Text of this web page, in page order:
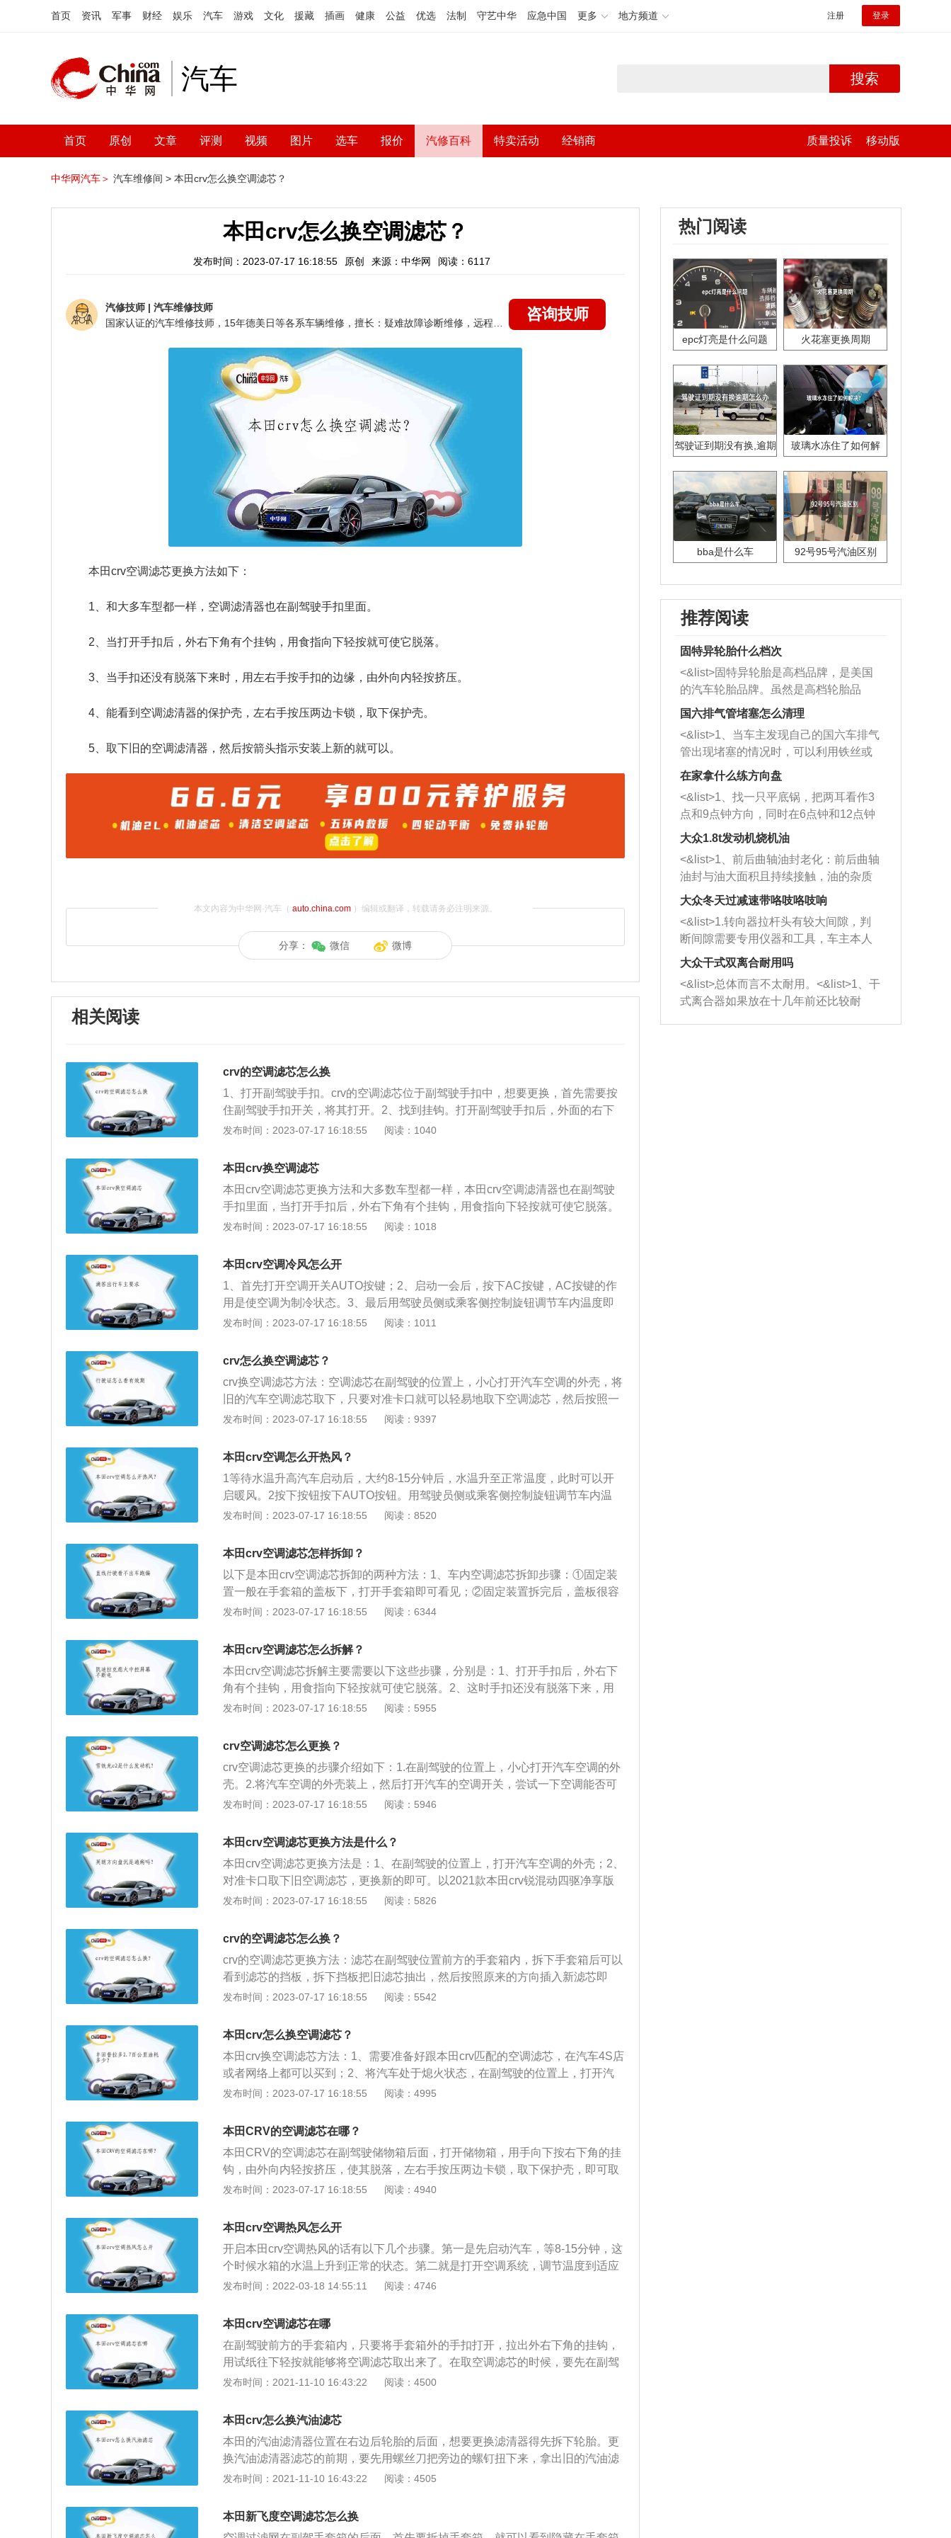
首页 资讯 军事 财经 娱乐 汽车 游戏 文化 援藏 插画 健康 公益 优选 法制 守艺中华 应急中国 更多 地方频道 注册 登录
汽车 搜索
首页 原创 文章 评测 视频 图片 选车 报价 汽修百科 特卖活动 经销商 质量投诉 移动版
中华网汽车＞ 汽车维修间 > 本田crv怎么换空调滤芯？
本田crv怎么换空调滤芯？
发布时间：2023-07-17 16:18:55 原创 来源：中华网 阅读：6117
汽修技师 | 汽车维修技师
咨询技师
本田crv空调滤芯更换方法如下：
1、和大多车型都一样，空调滤清器也在副驾驶手扣里面。
2、当打开手扣后，外右下角有个挂钩，用食指向下轻按就可使它脱落。
3、当手扣还没有脱落下来时，用左右手按手扣的边缘，由外向内轻按挤压。
4、能看到空调滤清器的保护壳，左右手按压两边卡锁，取下保护壳。
5、取下旧的空调滤清器，然后按箭头指示安装上新的就可以。
本文内容为中华网·汽车（ auto.china.com）编辑或翻译，转载请务必注明来源。
分享： 微信 微博
相关阅读
crv的空调滤芯怎么换
1、打开副驾驶手扣。crv的空调滤芯位于副驾驶手扣中，想要更换，首先需要按
住副驾驶手扣开关，将其打开。2、找到挂钩。打开副驾驶手扣后，外面的右下
角处有个挂钩，用手指将其向下轻按，就可以让手扣脱落。3、挤压手扣。当手
4、取下保护壳。这样就可以看到空调滤芯的保护壳，用双手按住两边的卡锁，
就可以取下保护壳。5、装上新空调滤芯。将旧的空调滤芯取下来，再按照新的
滤芯上的箭头，将其安装上去。6、装回保护壳。将保护壳重新套入，按压装回
上去。7、关闭手扣。将副驾驶手扣重新关闭，就完成了对空调滤芯的安装。空
调的滤芯比较容易沾染粉尘，平时可以用高压气枪之类的工具吹去浮尘，但千万
能就会减退，性能也会下降，因此是需要定期更换的。
发布时间：2023-07-17 16:18:55 阅读：1040
本田crv换空调滤芯
本田crv空调滤芯更换方法和大多数车型都一样，本田crv空调滤清器也在副驾驶
手扣里面，当打开手扣后，外右下角有个挂钩，用食指向下轻按就可使它脱落。
如果手扣没有脱落下来，可以用左右手按手扣的边缘，由外向内轻按挤压打开。
下旧的空调滤清器，然后按箭头指示安装上新的就可以。步骤图：本田crv空调滤
芯建议2万公里更换一次，可根据实际行车情况进行适当调整。
发布时间：2023-07-17 16:18:55 阅读：1018
本田crv空调冷风怎么开
1、首先打开空调开关AUTO按键；2、启动一会后，按下AC按键，AC按键的作
用是使空调为制冷状态。3、最后用驾驶员侧或乘客侧控制旋钮调节车内温度即
可。延展：使用汽车空调的注意事项：1、空调温度开的不要太低。车内外温差
危险。2、控制出风口方向。基于冷空气下沉、热空气上升的原理，车主们在控
制空调的出风口，可以遵循开冷气时出风口向上，开暖气时将出风口向下。3、
暴晒后不要立马开空调。汽车暴晒后，车内温度一般都会很高。最好是先打开窗
户通风，等热气排出后再上车开空调。4、先关空调再熄火。
发布时间：2023-07-17 16:18:55 阅读：1011
crv怎么换空调滤芯？
crv换空调滤芯方法：空调滤芯在副驾驶的位置上，小心打开汽车空调的外壳，将
旧的汽车空调滤芯取下，只要对准卡口就可以轻易地取下空调滤芯，然后按照一
样的方法安装上新的空调滤芯即可。本田crv是东风本田汽车公司生产的一款城市
操控性能极佳。crv全称ComfortableRunaboutVehicle，秉承着无论何时、无论何
地、都能轻松、愉快驾驶的开发理念。
发布时间：2023-07-17 16:18:55 阅读：9397
本田crv空调怎么开热风？
1等待水温升高汽车启动后，大约8-15分钟后，水温升至正常温度，此时可以开
启暖风。2按下按钮按下AUTO按钮。用驾驶员侧或乘客侧控制旋钮调节车内温
度。按下风扇按钮取消。3调整模式将空调的循环方式调整为车内循环，空调鼓
发布时间：2023-07-17 16:18:55 阅读：8520
本田crv空调滤芯怎样拆卸？
以下是本田crv空调滤芯拆卸的两种方法：1、车内空调滤芯拆卸步骤：①固定装
置一般在手套箱的盖板下，打开手套箱即可看见；②固定装置拆完后，盖板很容
易就能取下来；③这时可以看到一个保护空调滤芯的盖罩，按下卡扣可取下盖
空调滤芯拆卸步骤：①先小心沿着卡槽取下防水胶条，接着注意卡扣拆卸，顺利
取下塑料盖板。②此时直接就能看到外部的空调滤芯，将旧的空调滤芯取出即
可。
发布时间：2023-07-17 16:18:55 阅读：6344
本田crv空调滤芯怎么拆解？
本田crv空调滤芯拆解主要需要以下这些步骤，分别是：1、打开手扣后，外右下
角有个挂钩，用食指向下轻按就可使它脱落。2、这时手扣还没有脱落下来，用
左右手按手扣的边缘，由外向内轻按挤压。3、手扣下来，就能看到空调滤清器
其他的一些内容介绍：空调滤芯过滤从外界进入车厢内部的空气使空气的洁净度
提高，一般的过滤物质是指空气中所包含的杂质，微小颗粒物、花粉、细菌、工
业废气和灰尘等，空调滤清器的效果是防止这类物质进入空调系统破坏空调系
统，给车内乘用人员良好的空气环境，保护车内人员的身体健康，还有就是防止
玻璃雾化。需要定期更换。
发布时间：2023-07-17 16:18:55 阅读：5955
crv空调滤芯怎么更换？
crv空调滤芯更换的步骤介绍如下：1.在副驾驶的位置上，小心打开汽车空调的外
壳。2.将汽车空调的外壳装上，然后打开汽车的空调开关，尝试一下空调能否可
以正常使用。3.空调滤芯作用：（1）能使空调格贴紧壳体，保证未过滤空气不会
附空气中，水份、煤烟、臭氧、异味、碳氧化物、SO2、CO2等；有强力和持久
发布时间：2023-07-17 16:18:55 阅读：5946
本田crv空调滤芯更换方法是什么？
本田crv空调滤芯更换方法是：1、在副驾驶的位置上，打开汽车空调的外壳；2、
对准卡口取下旧空调滤芯，更换新的即可。以2021款本田crv锐混动四驱净享版
为例，其车身尺寸是：长4621mm、宽1855mm、高1689mm，轴距为2660mm，
最大功率转速是每分钟5600rpm，最大扭矩转速是每分钟2000到5000rpm。
发布时间：2023-07-17 16:18:55 阅读：5826
crv的空调滤芯怎么换？
crv的空调滤芯更换方法：滤芯在副驾驶位置前方的手套箱内，拆下手套箱后可以
看到滤芯的挡板，拆下挡板把旧滤芯抽出，然后按照原来的方向插入新滤芯即
可。本田crv是一款紧凑型suv，车型尺寸为长4621mm、宽1855mm、高1679m
自然吸气发动机，都使用铝合金缸盖缸体。车的内饰精致，中控台简洁实用，并
采用软性材质包裹，配置了思域同款的数字仪表盘和彩色中控屏，高配车型支持
苹果CarPlay和安卓Auto功能。
发布时间：2023-07-17 16:18:55 阅读：5542
本田crv怎么换空调滤芯？
本田crv换空调滤芯方法：1、需要准备好跟本田crv匹配的空调滤芯，在汽车4S店
或者网络上都可以买到；2、将汽车处于熄火状态，在副驾驶的位置上，打开汽
车空调的外壳；3、将旧的汽车空调滤芯取下，只要对准卡口就可以轻易的取下
是本田的2.0l双顶置凸轮轴ivtec发动机，最大功率是110kw，最大扭力是190n
和实用性是很不错的。
发布时间：2023-07-17 16:18:55 阅读：4995
本田CRV的空调滤芯在哪？
本田CRV的空调滤芯在副驾驶储物箱后面，打开储物箱，用手向下按右下角的挂
钩，由外向内轻按挤压，使其脱落，左右手按压两边卡锁，取下保护壳，即可取
出旧滤芯。空调滤芯是在汽车空调位置安装的一种滤芯，可以吸收粉尖颗粒，减
汽车公司生产的一款城市经典SUV车型，主打运动时尚的设计外观，搭配米其林
Latitude系列SUV轮胎，操控性能极佳。
发布时间：2023-07-17 16:18:55 阅读：4940
本田crv空调热风怎么开
开启本田crv空调热风的话有以下几个步骤。第一是先启动汽车，等8-15分钟，这
个时候水箱的水温上升到正常的状态。第二就是打开空调系统，调节温度到适应
的温度，切记不要打开A/C按键。第三是将空调的循环方式改成车内循环，这样
这对行车来说是非常危险的事情，因为完全阻挡了驾驶员的视线，如果要除雾的
了。第二就是打开车窗，使车内外温度一致。第三就是关闭暖风，稍微开启冷
风，这样也是可以快速除雾的。
发布时间：2022-03-18 14:55:11 阅读：4746
本田crv空调滤芯在哪
在副驾驶前方的手套箱内，只要将手套箱外的手扣打开，拉出外右下角的挂钩，
用试纸往下轻按就能够将空调滤芯取出来了。在取空调滤芯的时候，要先在副驾
驶地板上铺好报纸，避免拉出来的空调滤芯上的灰尘落在车内，不好清洁。本田
带有的装置，本田CRV同样带有该配置，其实空调滤芯主要是过滤从外界进入车
内的空气，提高空气的洁净度，保证车内驾乘人员的身体健康。通常过滤位置指
的是空气中包含的杂质，像是微小颗粒、花粉以及细菌灰尘等，空调滤清器能够
防止这些物质进入空调系统中，从而保证空气的洁净，另外还能够防止玻璃产生
雾化，影响到行车视线。需要注意的是，空调滤芯是需要定期更换的，避免由于
发布时间：2021-11-10 16:43:22 阅读：4500
本田crv怎么换汽油滤芯
本田的汽油滤清器位置在右边后轮胎的后面，想要更换滤清器得先拆下轮胎。更
换汽油滤清器滤芯的前期，要先用螺丝刀把旁边的螺钉扭下来，拿出旧的汽油滤
清器，然后再按照同样步骤安装新的汽油滤清器。汽油滤清器分类有化油器式和
外壳。电喷发动机的汽油滤清器位置在输油泵出口侧，工作时压力高，一般会采
用金属外壳。汽油过滤器的元件多使用滤纸，有些汽油过滤器还使用尼龙布和高
发布时间：2021-11-10 16:43:22 阅读：4505
本田新飞度空调滤芯怎么换
热门阅读
epc灯亮是什么问题 火花塞更换周期
驾驶证到期没有换,逾期
玻璃水冻住了如何解
bba是什么车 92号95号汽油区别
推荐阅读
固特异轮胎什么档次
<&list>固特异轮胎是高档品牌，是美国
的汽车轮胎品牌。虽然是高档轮胎品
牌，但是中高低端的轮胎都有生产，这
也是为了更好的开拓市场。
国六排气管堵塞怎么清理
<&list>1、当车主发现自己的国六车排气
管出现堵塞的情况时，可以利用铁丝或
者是细棍，直接将杂物给取出来，如果
堵塞情况比较严重，也可以采取应急措
施。 <&list>2、直接利用木棍将所有的
杂物推到排气管里面的位置处，然后将
三元催化器拆解开，就可以将堵塞的东
西取出来。但如果是因为积碳过多引起
的堵塞，就需要将三元催化器泡在草酸
洗剂对堵塞的情况得到解决，将清洗剂
放在燃油箱中，与燃油混合后，车辆启
动时，就可以和汽油一起进入到燃烧
室，最后形成废气排出，就可以让三元
催化器得到清洗，排气管堵塞的情况就
能够得到解决。
在家拿什么练方向盘
<&list>1、找一只平底锅，把两耳看作3
点和9点钟方向，同时在6点钟和12点钟
方向做一个标记。 <&list>2、双手握住
一圈半的练习，往右同样也要打相同的
圈数。 <&list>3、最后强调要反复练
习，这样就可以形成肌肉记忆，在真实
驾驶车辆时，不需要记忆也能打好方
向。
大众1.8t发动机烧机油
<&list>1、前后曲轴油封老化：前后曲轴
油封与油大面积且持续接触，油的杂质
和发动机内持续温度变化使其密封效果
逐渐减弱，导致渗油或漏油。<&list>2、
活塞间隙过大：积碳会使活塞环与缸体
的间隙扩大，导致机油流入燃烧室中，
造成烧机油。<&list>3、机油粘度。使用
机油粘度过小的话，同样会有烧机油现
象，机油粘度过小具有很好的流动性，
大众冬天过减速带咯吱咯吱响
<&list>1.转向器拉杆头有较大间隙，判
断间隙需要专用仪器和工具，车主本人
无法制作，需要将车辆送到修理厂或4s
店；<&list>2.车辆半轴套管防尘罩破
裂，破裂后会出现漏油现象，使半轴磨
损严重，磨损的半轴容易损坏，产生异
响；<&list>3.稳定器的转向胶套和球头
大众干式双离合耐用吗
<&list>总体而言不太耐用。<&list>1、干
式离合器如果放在十几年前还比较耐